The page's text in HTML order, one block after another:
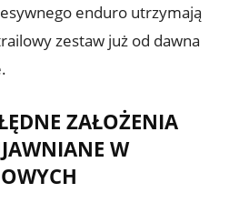
enduro utrzymają
zestaw już od dawna
ZAŁOŻENIA
W